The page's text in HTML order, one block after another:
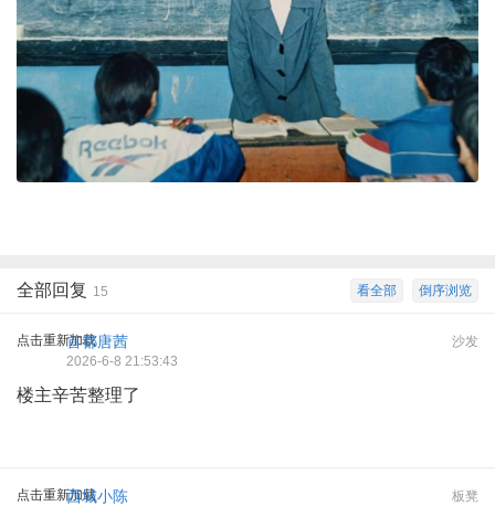
倒序浏览
看全部
全部回复 15
点击重新加载 沙发
首都唐茜
2026-6-8 21:53:43
楼主辛苦整理了
点击重新加载 板凳
西城小陈